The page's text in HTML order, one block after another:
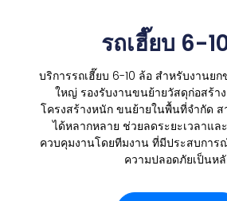
รถเฮี๊ยบ 6-
บริการรถเฮี๊ยบ 6-10 ล้อ สำหรับงานย
ใหญ่ รองรับงานขนย้ายวัสดุก่อสร้า
โครงสร้างหนัก ขนย้ายในพื้นที่จำกัด ส
ได้หลากหลาย ช่วยลดระยะเวลาแ
ควบคุมงานโดยทีมงาน ที่มีประสบกา
ความปลอดภัยเป็นห